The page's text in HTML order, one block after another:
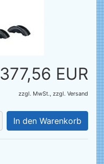
377,56 EUR
zzgl. MwSt., zzgl. Versand
In den Warenkorb